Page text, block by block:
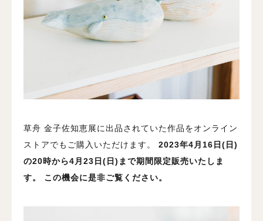
草舟 金子佐知恵展に出品されていた作品をオンライン
ストアでもご購入いただけます。
2023年4月16日(日)
の20時から4月23日(日)まで期間限定販売いたしま
す。
この機会に是非ご覧ください。